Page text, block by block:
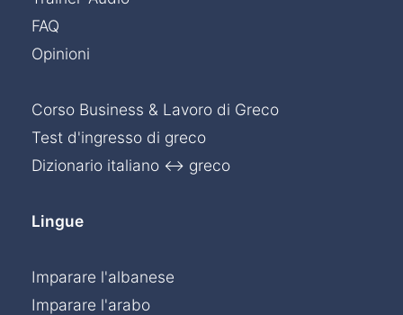
FAQ
Opinioni
Corso Business & Lavoro di Greco
Test d'ingresso di greco
Dizionario italiano ↔ greco
Lingue
Imparare l'albanese
Imparare l'arabo